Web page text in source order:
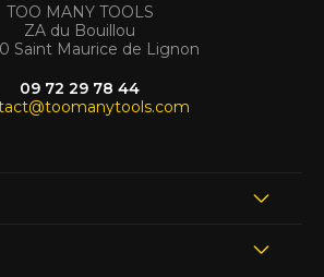
TOO MANY TOOLS
ZA du Bouillou
Saint Maurice de Lignon
09 72 29 78 44